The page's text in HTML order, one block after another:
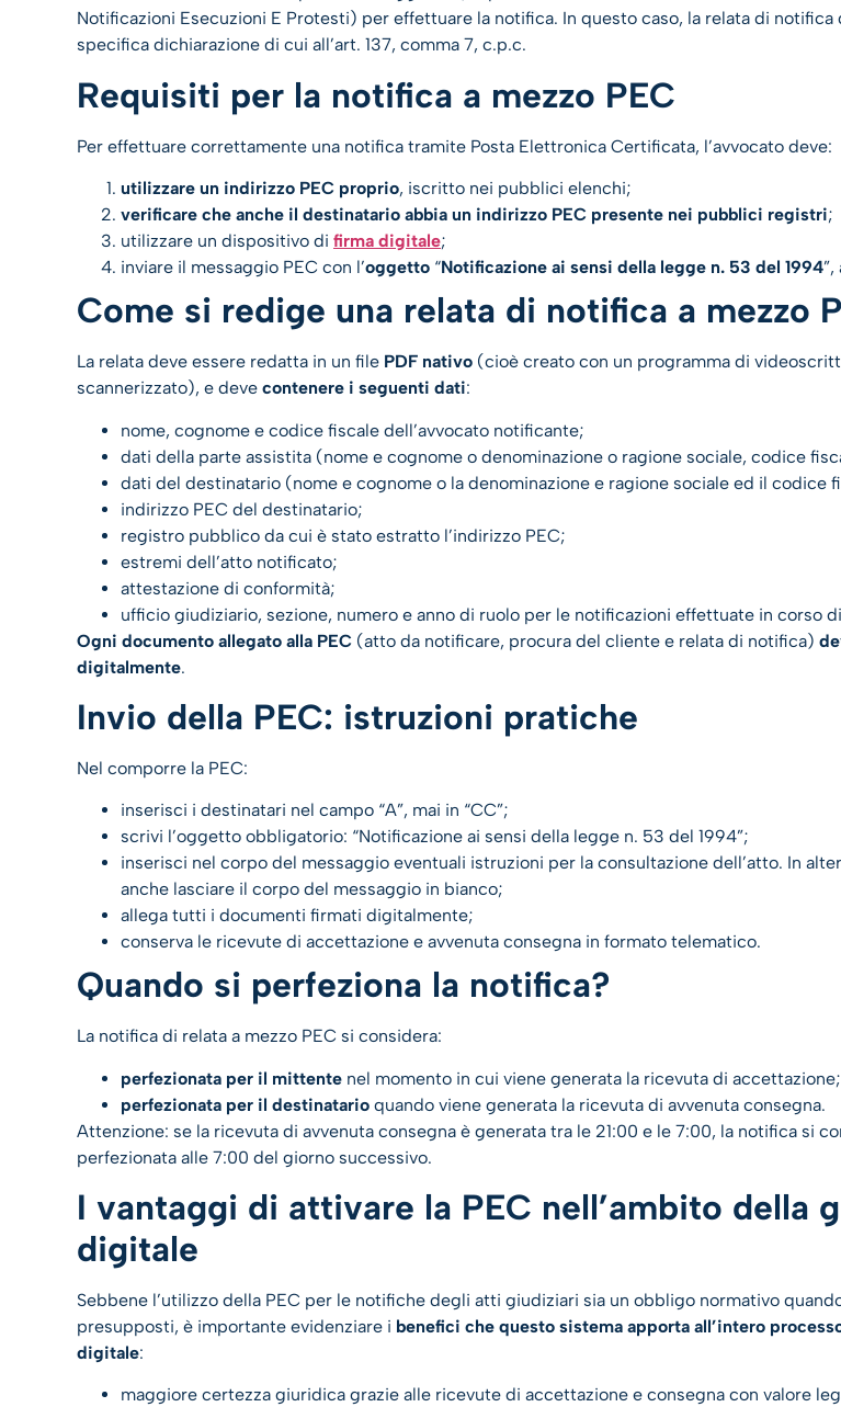
Notificazioni Esecuzioni E Protesti) per effettuare la notifica. In questo caso, la relata di notifica
specifica dichiarazione di cui all’art. 137, comma 7, c.p.c.
Requisiti per la notifica a mezzo PEC
Per effettuare correttamente una notifica tramite Posta Elettronica Certificata, l’avvocato deve:
utilizzare un indirizzo PEC proprio, iscritto nei pubblici elenchi;
verificare che anche il destinatario abbia un indirizzo PEC presente nei pubblici registri;
utilizzare un dispositivo di firma digitale;
inviare il messaggio PEC con l’oggetto “Notificazione ai sensi della legge n. 53 del 1994
Come si redige una relata di notifica a mezzo
La relata deve essere redatta in un file PDF nativo (cioè creato con un programma di
scannerizzato), e deve contenere i seguenti dati:
nome, cognome e codice fiscale dell’avvocato notificante;
dati della parte assistita (nome e cognome o denominazione o ragione sociale, codice
dati del destinatario (nome e cognome o la denominazione e ragione sociale ed il codice
indirizzo PEC del destinatario;
registro pubblico da cui è stato estratto l’indirizzo PEC;
estremi dell’atto notificato;
attestazione di conformità;
ufficio giudiziario, sezione, numero e anno di ruolo per le notificazioni effettuate in corso
Ogni documento allegato alla PEC (atto da notificare, procura del cliente e relata di notifica)
digitalmente.
Invio della PEC: istruzioni pratiche
Nel comporre la PEC:
inserisci i destinatari nel campo “A”, mai in “CC”;
scrivi l’oggetto obbligatorio: “Notificazione ai sensi della legge n. 53 del 1994”;
inserisci nel corpo del messaggio eventuali istruzioni per la consultazione dell’atto. In
anche lasciare il corpo del messaggio in bianco;
allega tutti i documenti firmati digitalmente;
conserva le ricevute di accettazione e avvenuta consegna in formato telematico.
Quando si perfeziona la notifica?
La notifica di relata a mezzo PEC si considera:
perfezionata per il mittente nel momento in cui viene generata la ricevuta di accettazione;
perfezionata per il destinatario quando viene generata la ricevuta di avvenuta consegna.
Attenzione: se la ricevuta di avvenuta consegna è generata tra le 21:00 e le 7:00, la notifica si
perfezionata alle 7:00 del giorno successivo.
I vantaggi di attivare la PEC nell’ambito della
digitale
Sebbene l’utilizzo della PEC per le notifiche degli atti giudiziari sia un obbligo normativo
presupposti, è importante evidenziare i benefici che questo sistema apporta all’intero
digitale:
maggiore certezza giuridica grazie alle ricevute di accettazione e consegna con valore